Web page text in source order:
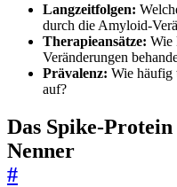
Langzeitfolgen:
durch die Amyloid-
Therapieansätze: Wie
Veränderungen
Prävalenz: Wie häufig
auf?
Das Spike-
Nenner
#